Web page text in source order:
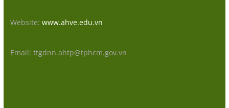
Website: www.ahve.edu.vn
Email: ttgdnn.ahtp@tphcm.gov.vn